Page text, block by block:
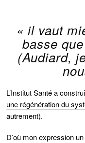
« il vaut
basse
(Audiard,
L’Institut Santé a
une régénération du
autrement).
D’où mon expression